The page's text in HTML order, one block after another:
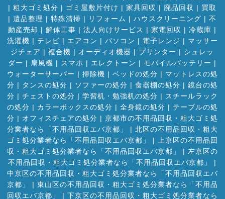
| 粗大ゴミ処分 | ゴミ屋敷片付け | 家具回収 | 廃品回収 | 買取
| 遺品整理 | 特殊清掃 | リフォーム | ハウスクリーニング | 不
動産売却 | 解体工事 | 法人向けサービス | 家電回収 | 冷蔵庫 |
洗濯機 | テレビ | エアコン | パソコン | 電子レンジ | マッサー
ジチェア | 複合機 | オーディオ機器 | プリンター | シュレッ
ダー | 扇風機 | スマホ | エレクトーン | モバイルバッテリー |
ウォーターサーバー | 掃除機 | ベッドの処分 | マットレスの処
分 | タンスの処分 | ソファーの処分 | 食器棚の処分 | 鏡台の処
分 | チェストの処分 | 学習机・勉強机の処分 | スチールラック
の処分 | カラーボックスの処分 | 全身鏡の処分 | テーブルの処
分 | オフィスチェアの処分 | 京都市の不用品回収・粗大ゴミ処
分業者なら「不用品回収エバ京都」
| 北区の不用品回収・粗大
ゴミ処分業者なら「不用品回収エバ京都」
| 上京区の不用品回
収・粗大ゴミ処分業者なら「不用品回収エバ京都」
| 左京区の
不用品回収・粗大ゴミ処分業者なら「不用品回収エバ京都」
|
中京区の不用品回収・粗大ゴミ処分業者なら「不用品回収エバ
京都」
| 東山区の不用品回収・粗大ゴミ処分業者なら「不用品
回収エバ京都」
| 下京区の不用品回収・粗大ゴミ処分業者なら